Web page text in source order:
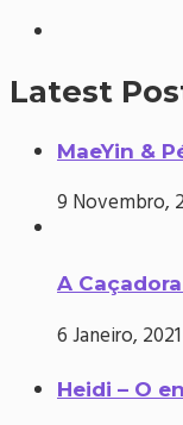
Latest
MaeYin &
9 Novembro,
A
6 Janeiro, 2021
Heidi – O